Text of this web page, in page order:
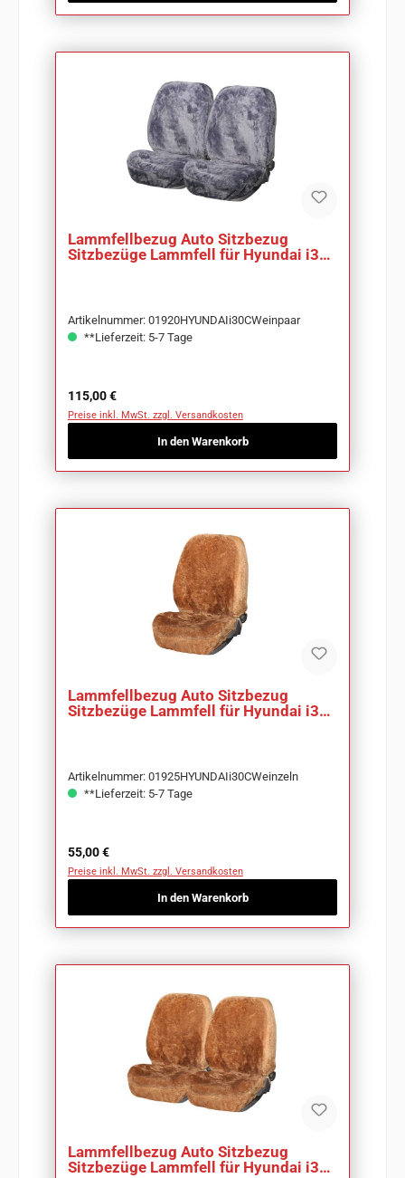
Lammfellbezug Auto Sitzbezug
Sitzbezüge Lammfell für Hyundai i30
Artikelnummer: 01920HYUNDAIi30CWeinpaar
**Lieferzeit: 5-7 Tage
Regulärer Preis:
115,00 €
Preise inkl. MwSt. zzgl. Versandkosten
In den Warenkorb
Lammfellbezug Auto Sitzbezug
Sitzbezüge Lammfell für Hyundai i30
Artikelnummer: 01925HYUNDAIi30CWeinzeln
**Lieferzeit: 5-7 Tage
Regulärer Preis:
55,00 €
Preise inkl. MwSt. zzgl. Versandkosten
In den Warenkorb
Lammfellbezug Auto Sitzbezug
Sitzbezüge Lammfell für Hyundai i30